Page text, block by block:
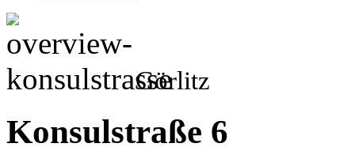
Görlitz
Konsulstraße 6